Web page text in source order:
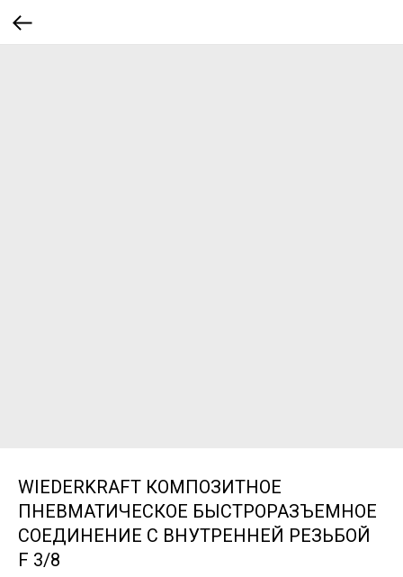
WIEDERKRAFT КОМПОЗИТНОЕ
ПНЕВМАТИЧЕСКОЕ БЫСТРОРАЗЪЕМНОЕ
СОЕДИНЕНИЕ С ВНУТРЕННЕЙ РЕЗЬБОЙ
F 3/8